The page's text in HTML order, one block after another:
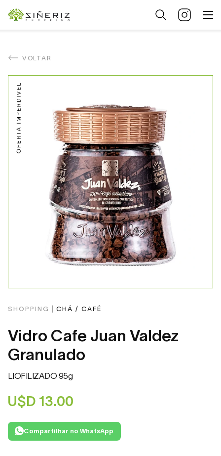
VOLTAR
SHOPPING | CHÁ / CAFÉ
Vidro Cafe Juan Valdez
Granulado
LIOFILIZADO 95g
U$D 13.00
Compartilhar no WhatsApp